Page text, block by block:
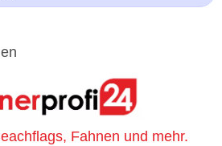
Fahnen und mehr.